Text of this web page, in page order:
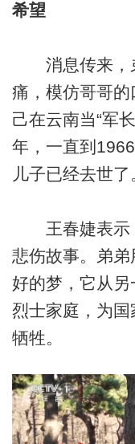
希望
消息传来，
痛，模仿哥哥
己在云南当“军
年，一直到
儿子已经去世了
王春婕表示
悲伤故事。弟弟
好的梦，它从
烈士家庭，为
牺牲。